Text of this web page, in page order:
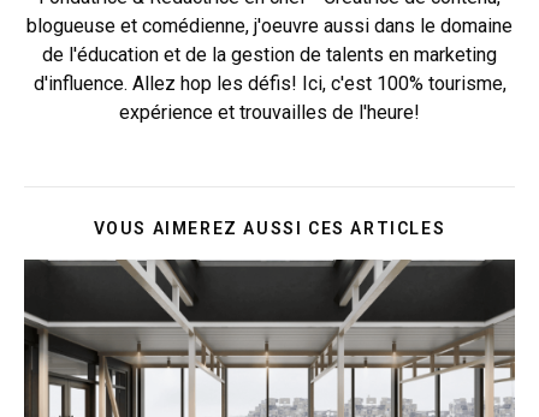
blogueuse et comédienne, j'oeuvre aussi dans le domaine
de l'éducation et de la gestion de talents en marketing
d'influence. Allez hop les défis! Ici, c'est 100% tourisme,
expérience et trouvailles de l'heure!
VOUS AIMEREZ AUSSI CES ARTICLES